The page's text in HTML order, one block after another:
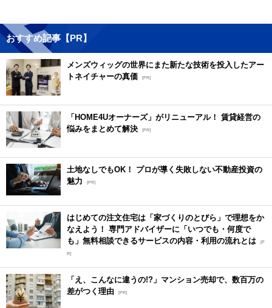
おすすめ記事【PR】
メンズウィッグの世界にまた新たな技術を投入したアー
トネイチャーの真価 [PR]
「HOME4Uオーナーズ」がリニューアル！ 賃貸経営の
悩みをまとめて解決 [PR]
土地なしでもOK！ プロが導く失敗しない不動産投資の
魅力
[PR]
はじめての注文住宅は「家づくりのとびら」で理想をか
なえよう！ 専門アドバイザーに「いつでも・何度で
も」無料相談できるサービスの内容・利用の流れとは [P
R]
「え、こんなに違うの!?」マンション売却で、数百万の
差がつく理由 [PR]